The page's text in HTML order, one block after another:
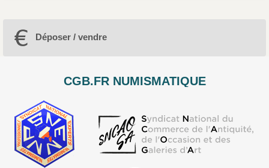
Déposer / vendre
CGB.FR NUMISMATIQUE